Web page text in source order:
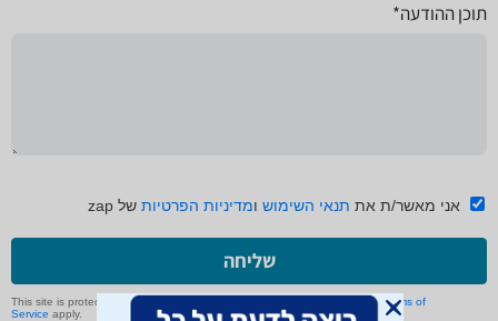
תוכן ההודעה*
אני מאשר/ת את תנאי השימוש ומדיניות הפרטיות של zap
שליחה
This site is protected by reCAPTCHA and the Google and Terms of
Service apply.